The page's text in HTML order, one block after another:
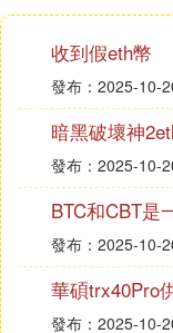
幣的主權在共和
個體節點。從信
貨幣的一個特例
照點不變。因此
的值，當參照點
用相對於參照點
有的值，是一個
中，參照點也可
於這個散集中的
的，只有均衡值
中，每一個點都
收到假eth幣
發布：2025-10-
暗黑破壞神
發布：2025-10-
BTC和CBT是
發布：2025-10-
華碩trx40Pro
發布：2025-10-